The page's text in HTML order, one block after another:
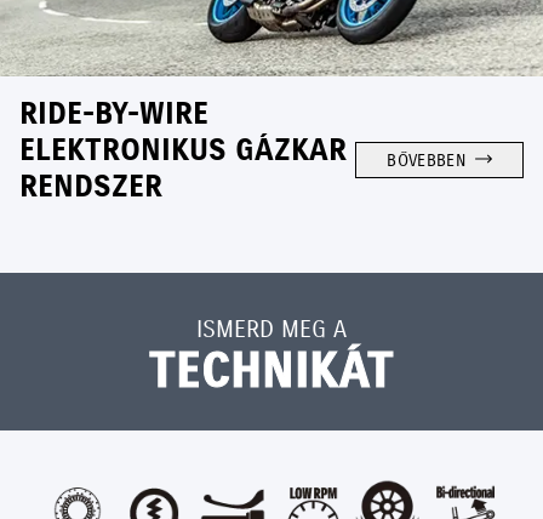
RIDE-BY-WIRE
ELEKTRONIKUS GÁZKAR
RENDSZER
BŐVEBBEN
ISMERD MEG A
TECHNIKÁT